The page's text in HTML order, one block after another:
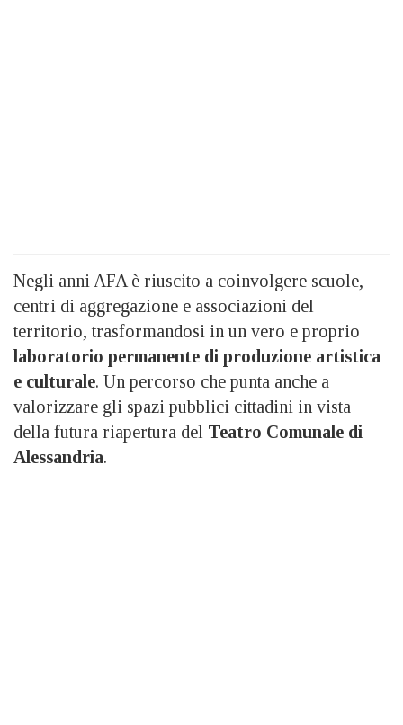
Negli anni AFA è riuscito a coinvolgere scuole,
centri di aggregazione e associazioni del
territorio, trasformandosi in un vero e proprio
laboratorio permanente di produzione artistica
e culturale. Un percorso che punta anche a
valorizzare gli spazi pubblici cittadini in vista
della futura riapertura del Teatro Comunale di
Alessandria.